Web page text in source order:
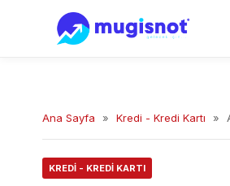
Ana Sayfa » Kredi - Kredi Kartı »
KREDI - KREDI KARTI